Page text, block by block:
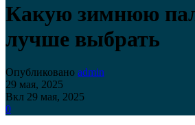
Какую зимнюю
лучше выбрать
Опубликовано admin
29 мая, 2025
Вкл 29 мая, 2025
0